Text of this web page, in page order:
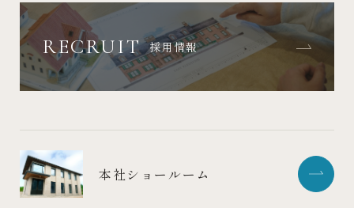
RECRUIT 採用情報
本社ショールーム